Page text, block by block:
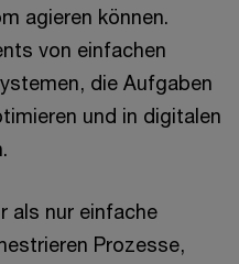
agieren können.
von einfachen
die Aufgaben
und in digitalen
als nur einfache
Prozesse,